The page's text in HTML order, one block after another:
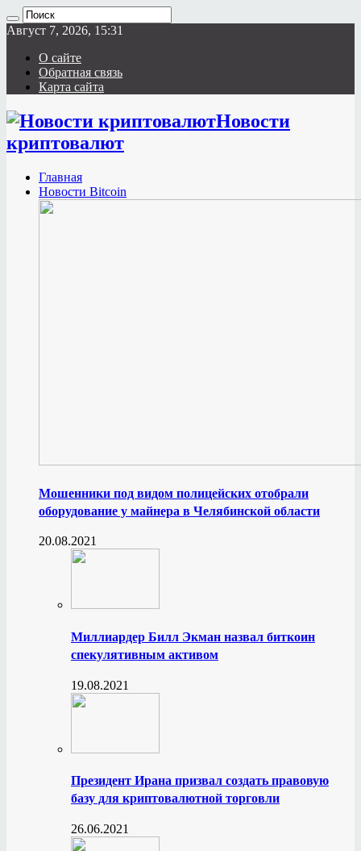
Август 7, 2026, 15:31
О сайте
Обратная связь
Карта сайта
Новости
криптовалют
Главная
Новости Bitcoin
Мошенники под видом полицейских отобрали
оборудование у майнера в Челябинской области
20.08.2021
Миллиардер Билл Экман назвал биткоин
спекулятивным активом
19.08.2021
Президент Ирана призвал создать правовую
базу для криптовалютной торговли
26.06.2021